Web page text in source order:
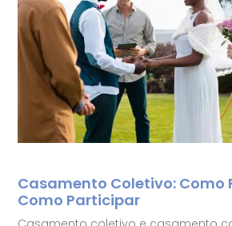
Casamento Coletivo: Como
Como Participar